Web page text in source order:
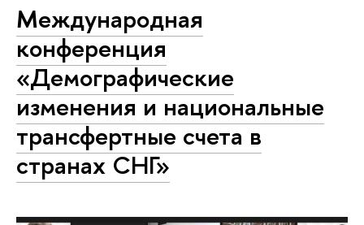
Международная
конференция
«Демографические
изменения и национальные
трансфертные счета в
странах СНГ»